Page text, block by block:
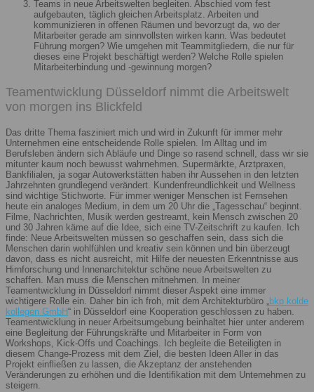
Teams in neue Arbeitswelten begleiten. Abschied vom fest
aufgebauten, täglich gleichen Arbeitsplatz. Arbeiten und
kommunizieren in offenen Räumen und bevorzugt da, wo der
Mitarbeiter gerade am sinnvollsten wirken kann. Was bedeutet
Führung morgen? Wie umgehen mit Teammitgliedern, die nur für
dieses eine Projekt beschäftigt werden? Welche Rolle spielen
Mitarbeiterbindung und -gewinnung morgen?
Teamentwicklung Düsseldorf nimmt die Arbeitswelt
von morgen ins Blickfeld
Das dritte Thema fasziniert mich und wird in Zukunft für immer mehr
Unternehmen eine entscheidende Rolle spielen. Im Alltag und im
Berufsleben ändern sich Abläufe und Dinge so rasend schnell, dass wir sie
mitunter kaum noch bewusst wahrnehmen. Supermärkte, Arztpraxen,
Bankfilialen, ja sogar Autowerkstätten haben ihr Aussehen in den letzten
Jahrzehnten grundlegend verändert. Kundenfreundlichkeit und Wellness
sind wichtige Stichworte. Für immer weniger Menschen ist Fernsehen
heute ein analoges Medium, in dem um 20 Uhr die „Tagesschau“ beginnt.
Filme, Nachrichten, Musik werden gestreamt, kein Mensch zwischen 20
und 30 Jahren käme auf die Idee, sich eine TV-Zeitschrift zu kaufen. Ich
finde: Neue Arbeitswelten müssen so geschaffen sein, dass sich die
Menschen darin wohlfühlen und kreativ sein können und bin überzeugt
davon, dass es nicht ausreicht, mit Hilfe der neuesten Erkenntnisse aus
Hirnforschung und Innenarchitektur schöne neue Arbeitswelten zu
schaffen. Man muss die Menschen mitnehmen. In meiner
Teamentwicklung in Düsseldorf nimmt dieser Aspekt eine immer
wichtigere Rolle ein. Daher bin ich froh, mit dem Architekturbüro „bkp kolde
kollegen GmbH“ in Düsseldorf eine Kooperation geschlossen zu haben.
Teamentwicklung in neuer Arbeitsumgebung beinhaltet hier unter anderem
eine Begleitung der Führungskräfte und Mitarbeiter in Form von
Workshops, Kick-Offs und Coachings. Ich begleite die Beteiligten in
diesem Change-Prozess mit dem Ziel, die besten Ideen Aller in das
Projekt einfließen zu lassen, die Akzeptanz der anstehenden
Veränderungen zu erhöhen und die Identifikation mit dem Unternehmen zu
steigern.